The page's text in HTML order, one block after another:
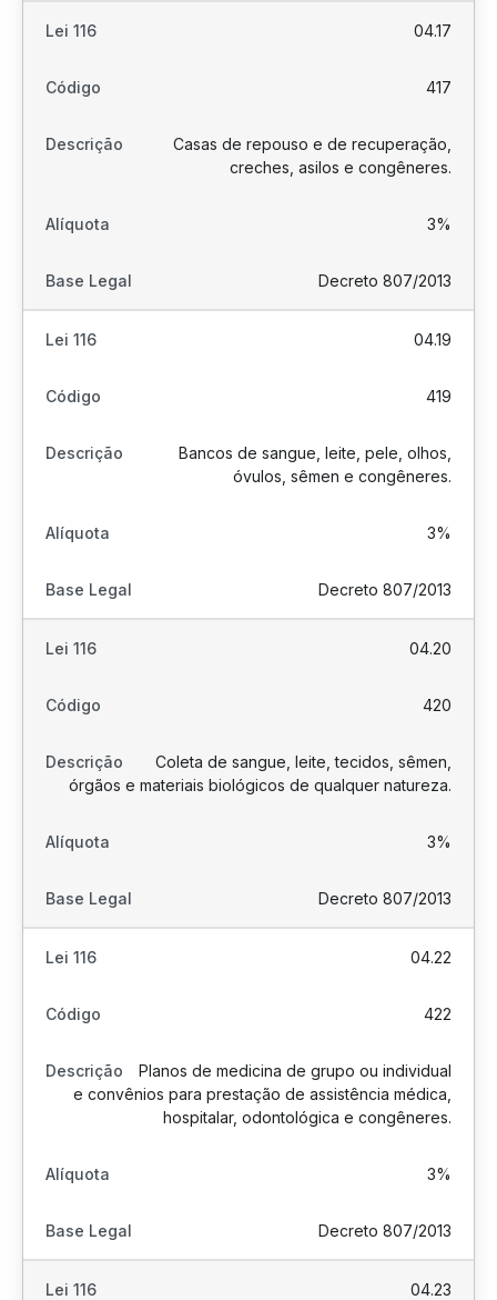
04.17
417
Casas de repouso e de recuperação,
creches, asilos e congêneres.
3%
Decreto 807/2013
04.19
419
Bancos de sangue, leite, pele, olhos,
óvulos, sêmen e congêneres.
3%
Decreto 807/2013
04.20
420
Coleta de sangue, leite, tecidos, sêmen,
órgãos e materiais biológicos de qualquer natureza.
3%
Decreto 807/2013
04.22
422
Planos de medicina de grupo ou individual
e convênios para prestação de assistência médica,
hospitalar, odontológica e congêneres.
3%
Decreto 807/2013
04.23